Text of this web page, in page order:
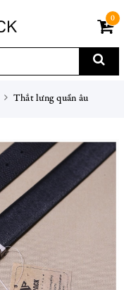
0
Thắt lưng quần âu